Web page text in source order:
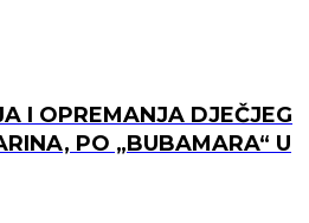
I OPREMANJA DJEČJEG
PO „BUBAMARA“ U